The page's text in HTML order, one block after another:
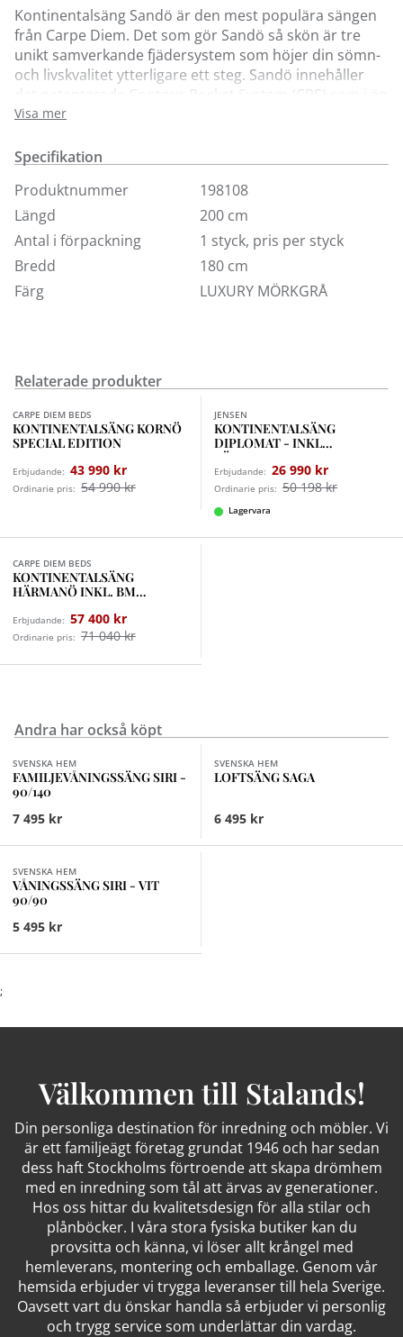
Kontinentalsäng Sandö är den mest populära sängen
från Carpe Diem. Det som gör Sandö så skön är tre
unikt samverkande fjädersystem som höjer din sömn-
och livskvalitet ytterligare ett steg. Sandö innehåller
det patenterade Contour Pocket System (CPS) som i än
högre grad tar hand om kroppens konturer och
Tillsammans med fjäderdjupet ger det dig en känsla av
fantastisk liggkomfort och en vackert designad möbel.
Designad med passion för sömn, och en passion för
livet. Sandö finns i 8 standardfärger och i storlekarna
90, 105, 120, 140, 160, 180 och 210 cm. Här kan du köpa
sängen i tyg Luxury, komfort medium/fast och i tre
storlekar.
kontakta någon av våra butiker. Se även våra
bäddmadrasser och sänggavlar.
Visa mer
Specifikation
Produktnummer
198108
Längd
200 cm
Antal i förpackning
1 styck, pris per styck
Bredd
180 cm
Färg
LUXURY MÖRKGRÅ
Relaterade produkter
Finns i fler val (2)
CARPE DIEM BEDS
KONTINENTALSÄNG KORNÖ
SPECIAL EDITION
Erbjudande: 43 990 kr
Ordinarie pris: 54 990 kr
JENSEN
KONTINENTALSÄNG
DIPLOMAT - INKL
BÄDDMADRASS SLEEP II
Erbjudande: 26 990 kr
Ordinarie pris: 50 198 kr
Lagervara
CARPE DIEM BEDS
KONTINENTALSÄNG
HÄRMANÖ INKL. BM
Erbjudande: 57 400 kr
Ordinarie pris: 71 040 kr
Andra har också köpt
Finns i fler val (2)
SVENSKA HEM
FAMILJEVÅNINGSSÄNG SIRI -
90/140
7 495 kr
SVENSKA HEM
LOFTSÄNG SAGA
6 495 kr
SVENSKA HEM
VÅNINGSSÄNG SIRI - VIT
90/90
5 495 kr
;
Välkommen till Stalands!
Din personliga destination för inredning och möbler. Vi
är ett familjeägt företag grundat 1946 och har sedan
dess haft Stockholms förtroende att skapa drömhem
med en inredning som tål att ärvas av generationer.
Hos oss hittar du kvalitetsdesign för alla stilar och
plånböcker. I våra stora fysiska butiker kan du
provsitta och känna, vi löser allt krångel med
hemleverans, montering och emballage. Genom vår
hemsida erbjuder vi trygga leveranser till hela Sverige.
Oavsett vart du önskar handla så erbjuder vi personlig
och trygg service som underlättar din vardag.